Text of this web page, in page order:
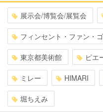
展示会/博覧会/展覧会
フィンセント・ファン・
東京都美術館 ピエ
ミレー HIMARI
堀ちえみ